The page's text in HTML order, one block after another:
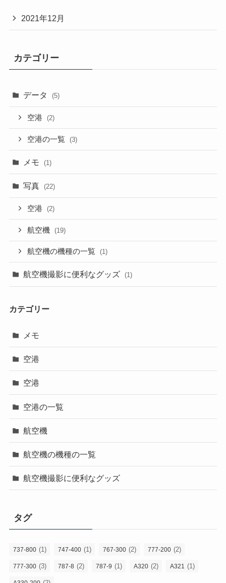
2021年12月
カテゴリー
データ (5)
空港 (2)
空港の一覧 (3)
メモ (1)
写真 (22)
空港 (2)
航空機 (19)
航空機の機種の一覧 (1)
航空機撮影に便利なグッズ (1)
カテゴリー
メモ
空港
空港
空港の一覧
航空機
航空機の機種の一覧
航空機撮影に便利なグッズ
タグ
737-800 (1) 747-400 (1) 767-300 (2) 777-200 (2)
777-300 (3) 787-8 (2) 787-9 (1) A320 (2) A321 (1)